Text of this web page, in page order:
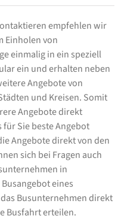
empfehlen wir
Einholen von
einmalig in ein speziell
ein und erhalten neben
Angebote von
und Kreisen. Somit
Angebote direkt
Sie beste Angebot
Angebote direkt von den
sich bei Fragen auch
in
eines
Busunternehmen direkt
Busfahrt erteilen.